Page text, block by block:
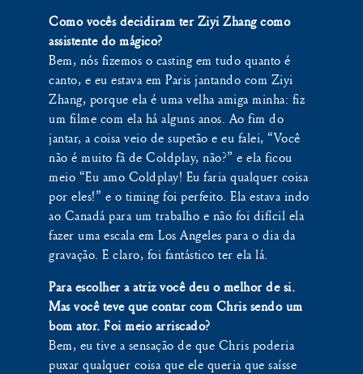
Como vocês decidiram ter Ziyi Zhang como
assistente do mágico?
Bem, nós fizemos o casting em tudo quanto é
canto, e eu estava em Paris jantando com Ziyi
Zhang, porque ela é uma velha amiga minha: fiz
um filme com ela há alguns anos. Ao fim do
jantar, a coisa veio de supetão e eu falei, “Você
não é muito fã de Coldplay, não?” e ela ficou
meio “Eu amo Coldplay! Eu faria qualquer coisa
por eles!” e o timing foi perfeito. Ela estava indo
ao Canadá para um trabalho e não foi difícil ela
fazer uma escala em Los Angeles para o dia da
gravação. E claro, foi fantástico ter ela lá.
Para escolher a atriz você deu o melhor de si.
Mas você teve que contar com Chris sendo um
bom ator. Foi meio arriscado?
Bem, eu tive a sensação de que Chris poderia
puxar qualquer coisa que ele queria que saísse